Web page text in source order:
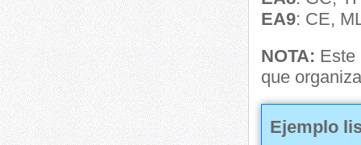
EA9: CE,
NOTA: Este
que
Ejemplo